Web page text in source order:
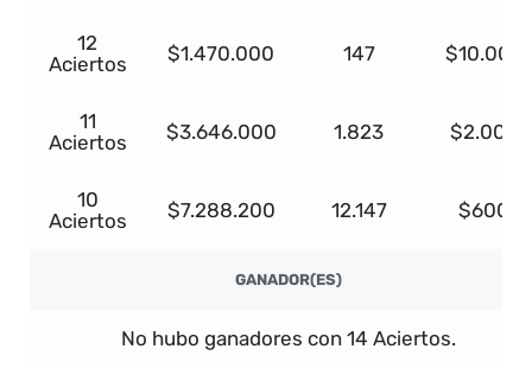
12
Aciertos
$1.470.000 147 $10.000
11
Aciertos
$3.646.000 1.823 $2.000
10
Aciertos
$7.288.200 12.147 $600
GANADOR(ES)
No hubo ganadores con 14 Aciertos.